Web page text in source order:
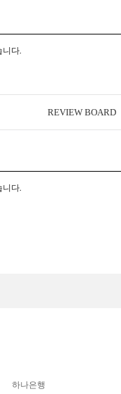
니다.
REVIEW BOARD
니다.
하나은행